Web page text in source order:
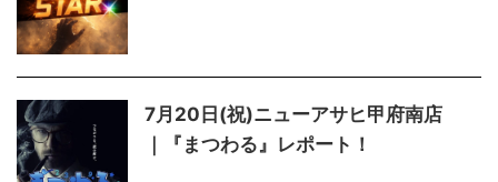
7月20日(祝)ニューアサヒ甲府南店
｜『まつわる』レポート！